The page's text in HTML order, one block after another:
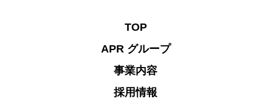
TOP
APR グループ
事業内容
採用情報